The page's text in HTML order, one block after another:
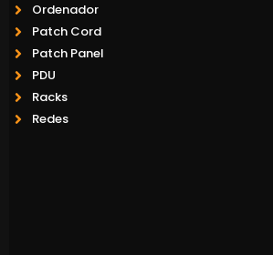
Ordenador
Patch Cord
Patch Panel
PDU
Racks
Redes